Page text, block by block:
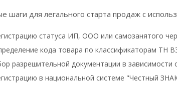
шаги для легального старта продаж с
статуса ИП, ООО или самозанятого
кода товара по классификаторам ТН
разрешительной документации в зависимости
в национальной системе "Честный